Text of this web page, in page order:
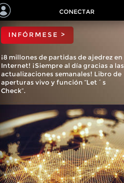
CONECTAR
ChessBase?
INFÓRMESE >
¡8 millones de partidas de ajedrez en
Internet! ¡Siempre al día gracias a las
actualizaciones semanales! Libro de
aperturas vivo y función “Let´s
Check”.